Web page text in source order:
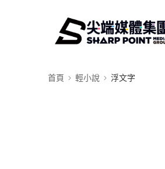
首頁 輕小說 浮文字